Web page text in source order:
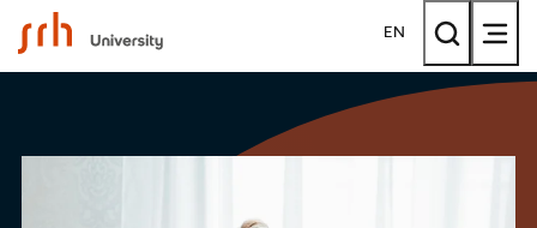
SRH University EN